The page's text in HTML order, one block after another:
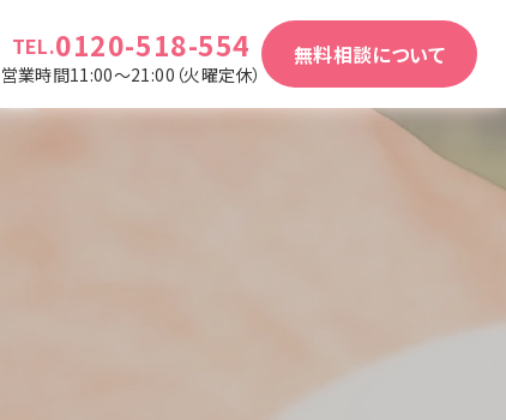
TEL.0120-518-554
営業時間11:00～21:00（火曜定休）
無料相談について